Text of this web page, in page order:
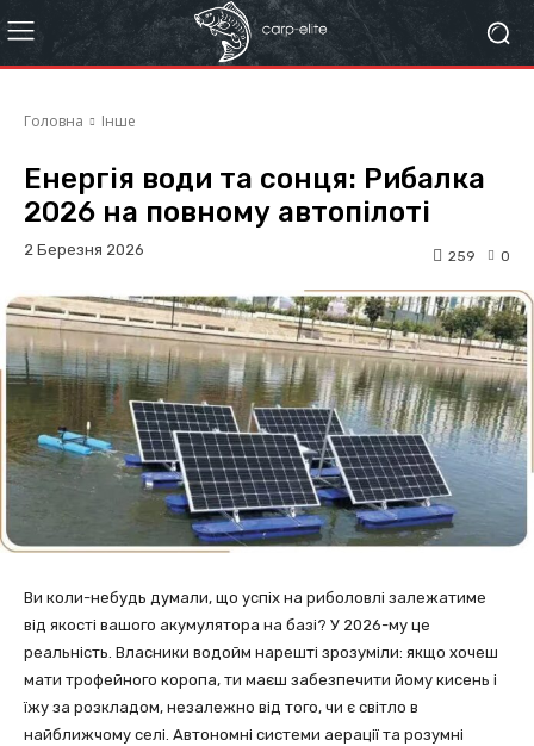
Головна Інше
Енергія води та сонця: Рибалка
2026 на повному автопілоті
2 Березня 2026 0
259
Ви коли-небудь думали, що успіх на риболовлі залежатиме
від якості вашого акумулятора на базі? У 2026-му це
реальність. Власники водойм нарешті зрозуміли: якщо хочеш
мати трофейного коропа, ти маєш забезпечити йому кисень і
їжу за розкладом, незалежно від того, чи є світло в
найближчому селі. Автономні системи аерації та розумні